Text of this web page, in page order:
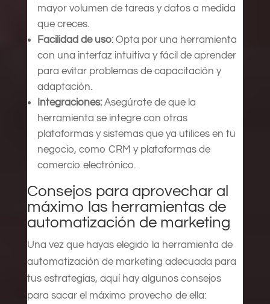
mayor volumen de tareas y datos a medida
que creces.
Facilidad de uso: Opta por una herramienta
con una interfaz intuitiva y fácil de aprender
para evitar problemas de capacitación y
adaptación.
Integraciones:Asegúrate de que la
herramienta se integre con otras
plataformas y sistemas que ya utilices en tu
negocio, como CRM y plataformas de
comercio electrónico.
Consejos para aprovechar al
máximo las herramientas de
automatización de marketing
Una vez que hayas elegido la herramienta de
automatización de marketing adecuada para
tus estrategias, aquí hay algunos consejos
para sacar el máximo provecho de ella: